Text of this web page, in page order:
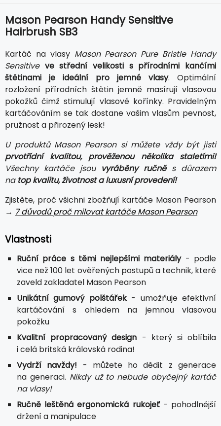
Mason Pearson Handy Sensitive
Hairbrush SB3
Kartáč na vlasy Mason Pearson Pure Bristle Handy
Sensitive ve střední velikosti s přírodními kančími
štětinami je ideální pro jemné vlasy. Optimální
rozložení přírodních štětin jemně masírují vlasovou
pokožků čimž stimulují vlasové kořínky. Pravidelným
kartáčováním se tak dostane vašim vlasům pevnost,
pružnost a přirozený lesk!
U produktů Mason Pearson si můžete vždy být jisti
prvotřídní kvalitou, prověženou několika staletími!
Všechny kartáče jsou vyráběny ručněs důrazem
na top kvalitu, životnost a luxusní provedení!
Zjistěte, proč všichni zbožňují kartáče Mason Pearson
→ 7 důvodů proč milovat kartáče Mason Pearson
Vlastnosti
Ruční práce s těmi nejlepšími materiály- podle
vice než 100 let ověřených postupů a technik, které
zaveld zakladatel Mason Pearson
Unikátní gumový polštářek- umožňuje efektivní
kartáčování s ohledem na jemnou vlasovou
pokožku
Kvalitní propracovaný design - který si oblíbila
i celá britská královská rodina!
Vydrží navždy! - můžete ho dědit z generace
na generaci. Nikdy už to nebude obyčejný kartáč
na vlasy!
Ručně leštěná ergonomická rukojeť- pohodlnější
držení a manipulace